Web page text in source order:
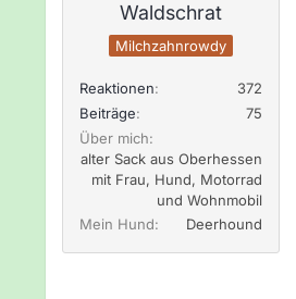
Waldschrat
Milchzahnrowdy
Reaktionen
372
Beiträge
75
Über mich
alter Sack aus Oberhessen
mit Frau, Hund, Motorrad
und Wohnmobil
Mein Hund
Deerhound